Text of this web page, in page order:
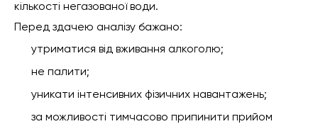
кількості негазованої води.
Перед здачею аналізу бажано:
утриматися від вживання алкоголю;
не палити;
уникати інтенсивних фізичних навантажень;
за можливості тимчасово припинити прийом